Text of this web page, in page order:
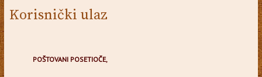
Korisnički ulaz
POŠTOVANI POSETIOČE,